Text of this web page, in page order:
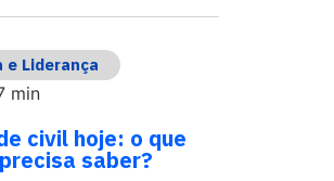
Liderança
min
civil hoje: o que
saber?